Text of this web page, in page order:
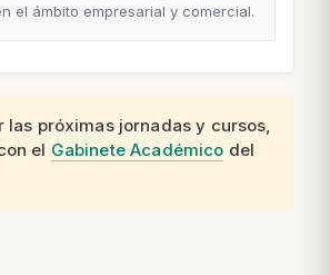
el ámbito empresarial y comercial.
las próximas jornadas y cursos,
el Gabinete Académico del